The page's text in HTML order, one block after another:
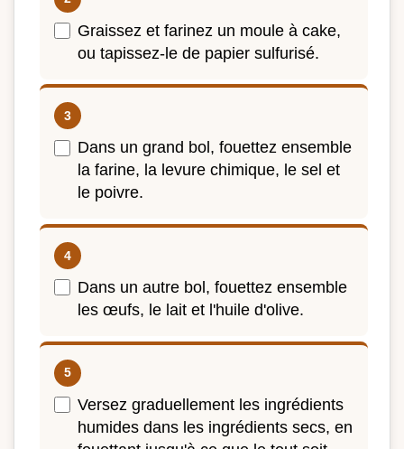
Graissez et farinez un moule à cake,
ou tapissez-le de papier sulfurisé.
Dans un grand bol, fouettez ensemble
la farine, la levure chimique, le sel et
le poivre.
Dans un autre bol, fouettez ensemble
les œufs, le lait et l'huile d'olive.
Versez graduellement les ingrédients
humides dans les ingrédients secs, en